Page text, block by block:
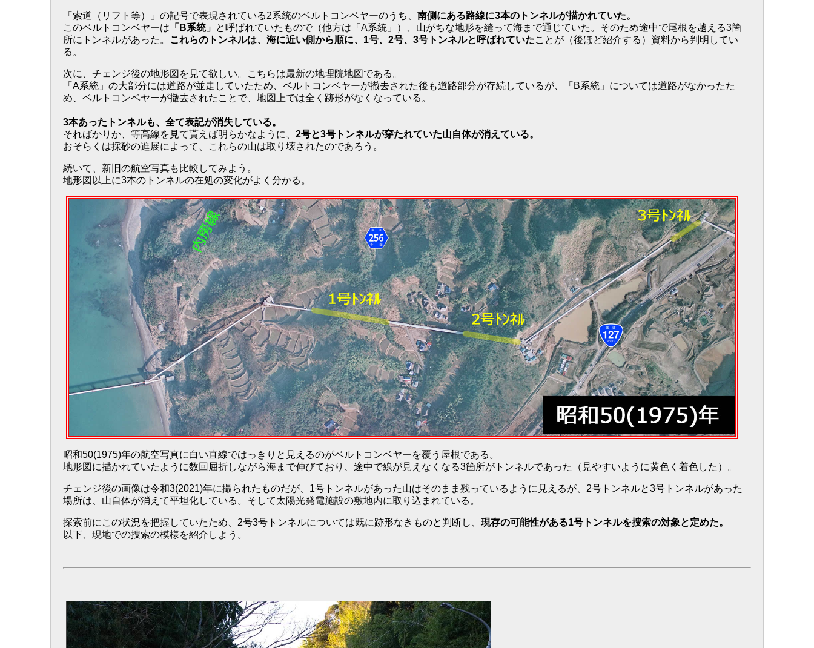
「索道（リフト等）」の記号で表現されている2系統のベルトコンベヤーのうち、南側にある路線に3本のトンネルが描かれていた。
このベルトコンベヤーは 「B系統」 と呼ばれていたもので（他方は「A系統」）、山がちな地形を縫って海まで通じていた。そのため途中で尾根を越える3箇
所にトンネルがあった。
これらのトンネルは、海に近い側から順に、1号、2号、3号トンネルと呼ばれていたことが（後ほど紹介する）資料から判明してい
る。
次に、チェンジ後の地形図を見て欲しい。こちらは最新の地理院地図である。
「A系統」の大部分には道路が並走していたため、ベルトコンベヤーが撤去された後も道路部分が存続しているが、「B系統」については道路がなかったた
め、ベルトコンベヤーが撤去されたことで、地図上では全く跡形がなくなっている。
3本あったトンネルも、全て表記が消失している。
そればかりか、等高線を見て貰えば明らかなように、2号と3号トンネルが穿たれていた山自体が消えている。
おそらくは採砂の進展によって、これらの山は取り壊されたのであろう。
続いて、新旧の航空写真も比較してみよう。
地形図以上に3本のトンネルの在処の変化がよく分かる。
昭和50(1975)年の航空写真に白い直線ではっきりと見えるのがベルトコンベヤーを覆う屋根である。
地形図に描かれていたように数回屈折しながら海まで伸びており、途中で線が見えなくなる3箇所がトンネルであった（見やすいように黄色く着色した）。
チェンジ後の画像は令和3(2021)年に撮られたものだが、1号トンネルがあった山はそのまま残っているように見えるが、2号トンネルと3号トンネルがあった
場所は、山自体が消えて平坦化している。そして太陽光発電施設の敷地内に取り込まれている。
探索前にこの状況を把握していたため、2号3号トンネルについては既に跡形なきものと判断し、現存の可能性がある1号トンネルを捜索の対象と定めた。
以下、現地での捜索の模様を紹介しよう。